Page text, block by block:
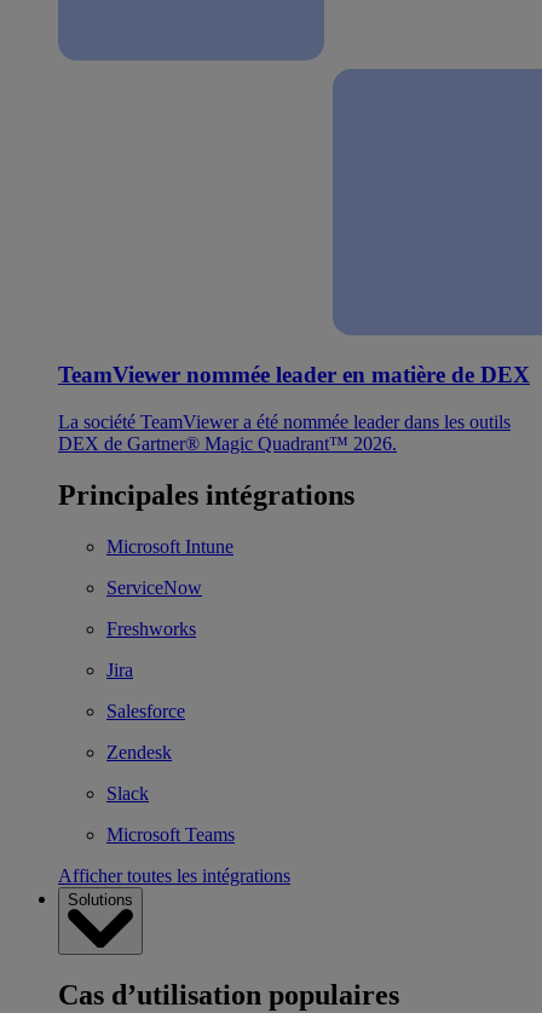
TeamViewer nommée leader en matière de DEX
La société TeamViewer a été nommée leader dans les outils
DEX de Gartner® Magic Quadrant™ 2026.
Principales intégrations
Microsoft Intune
ServiceNow
Freshworks
Jira
Salesforce
Zendesk
Slack
Microsoft Teams
Afficher toutes les intégrations
Solutions
Cas d’utilisation populaires